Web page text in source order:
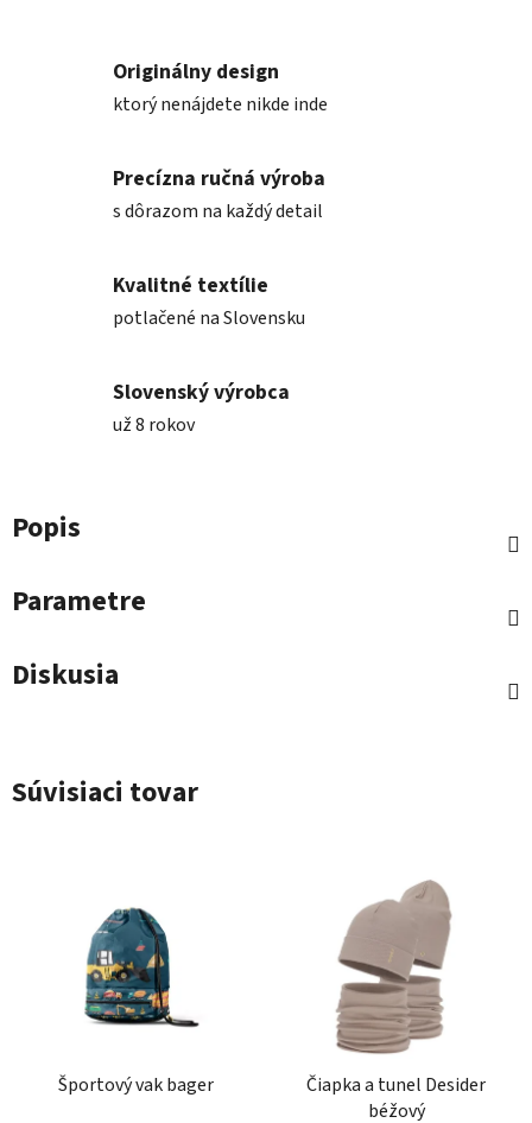
Originálny design
ktorý nenájdete nikde inde
Precízna ručná výroba
s dôrazom na každý detail
Kvalitné textílie
potlačené na Slovensku
Slovenský výrobca
už 8 rokov
Popis
Parametre
Diskusia
Súvisiaci tovar
Športový vak bager
Čiapka a tunel Desider
béžový